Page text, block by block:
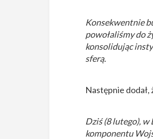
Konsekwentnie
powołaliśmy do
konsolidując
sferą​.
Następnie dodał,
Dziś (8 lutego),
komponentu